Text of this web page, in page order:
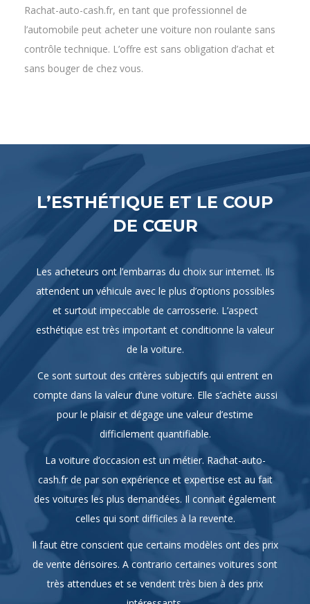
contrôle technique. L’offre est sans obligation d’achat et
sans bouger de chez vous.
L’ESTHÉTIQUE ET LE COUP
DE CŒUR
Les acheteurs ont l’embarras du choix sur internet. Ils
attendent un véhicule avec le plus d’options possibles
et surtout impeccable de carrosserie. L’aspect
esthétique est très important et conditionne la valeur
de la voiture.
Ce sont surtout des critères subjectifs qui entrent en
compte dans la valeur d’une voiture. Elle s’achète aussi
pour le plaisir et dégage une valeur d’estime
difficilement quantifiable.
La voiture d’occasion est un métier. Rachat-auto-
cash.fr de par son expérience et expertise est au fait
des voitures les plus demandées. Il connait également
celles qui sont difficiles à la revente.
Il faut être conscient que certains modèles ont des prix
de vente dérisoires. A contrario certaines voitures sont
très attendues et se vendent très bien à des prix
intéressants.